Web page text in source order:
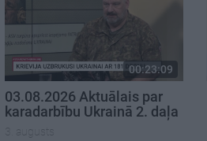
00:23:09
03.08.2026 Aktuālais par
karadarbību Ukrainā 2. daļa
3. augusts